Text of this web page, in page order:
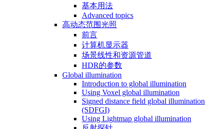
基本用法
Advanced topics
高动态范围光照
前言
计算机显示器
场景线性和资源管道
HDR的参数
Global illumination
Introduction to global illumination
Using Voxel global illumination
Signed distance field global illumination
(SDFGI)
Using Lightmap global illumination